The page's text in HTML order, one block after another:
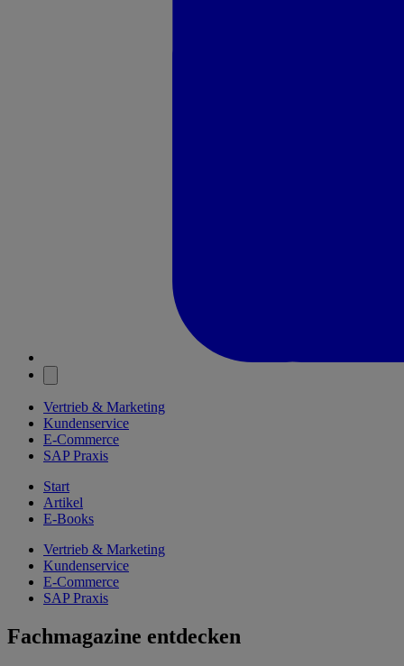
Vertrieb & Marketing
Kundenservice
E-Commerce
SAP Praxis
Start
Artikel
E-Books
Vertrieb & Marketing
Kundenservice
E-Commerce
SAP Praxis
Fachmagazine entdecken